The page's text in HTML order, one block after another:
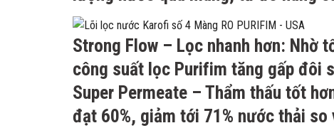
Strong Flow – Lọc nhanh hơn: Nhờ
công suất lọc Purifim tăng gấp đôi
Super Permeate – Thẩm thấu tốt
đạt 60%, giảm tới 71% nước thải